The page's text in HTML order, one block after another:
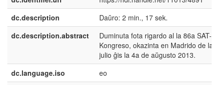
dc.description
Daŭro: 2 min., 17 sek.
dc.description.abstract
Duminuta fota rigardo al la 86a SAT-
Kongreso, okazinta en Madrido de la
julio ĝis la 4a de aŭgusto 2013.
dc.language.iso
eo